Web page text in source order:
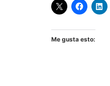
Me gusta esto: